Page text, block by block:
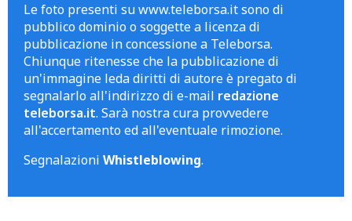
Le foto presenti su www.teleborsa.it sono di
pubblico dominio o soggette a licenza di
pubblicazione in concessione a Teleborsa.
Chiunque ritenesse che la pubblicazione di
un'immagine leda diritti di autore è pregato di
segnalarlo all'indirizzo di e-mail redazione
teleborsa.it. Sarà nostra cura provvedere
all'accertamento ed all'eventuale rimozione.
Segnalazioni Whistleblowing.